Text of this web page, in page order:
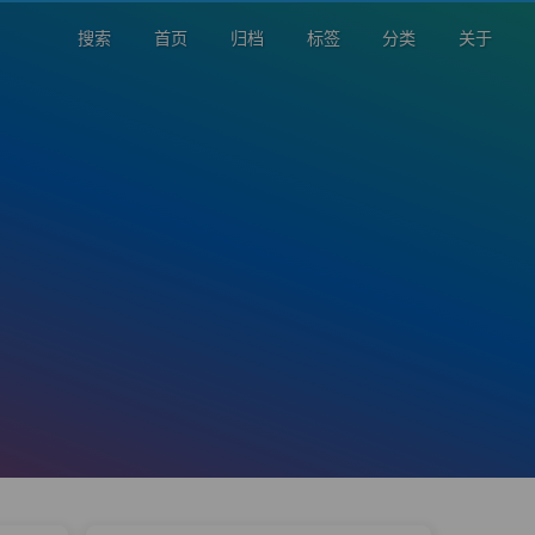
搜索 首页 归档 标签 分类 关于